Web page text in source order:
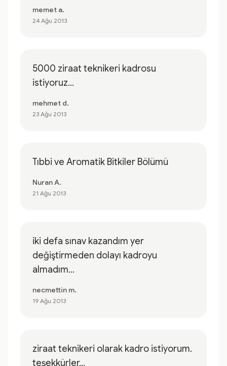
memet a.
24 Ağu 2013
5000 ziraat teknikeri kadrosu
istiyoruz...
mehmet d.
23 Ağu 2013
Tıbbi ve Aromatik Bitkiler Bölümü
Nuran A.
21 Ağu 2013
iki defa sınav kazandım yer
değiştirmeden dolayı kadroyu
almadım...
necmettin m.
19 Ağu 2013
ziraat teknikeri olarak kadro istiyorum.
teşekkürler...